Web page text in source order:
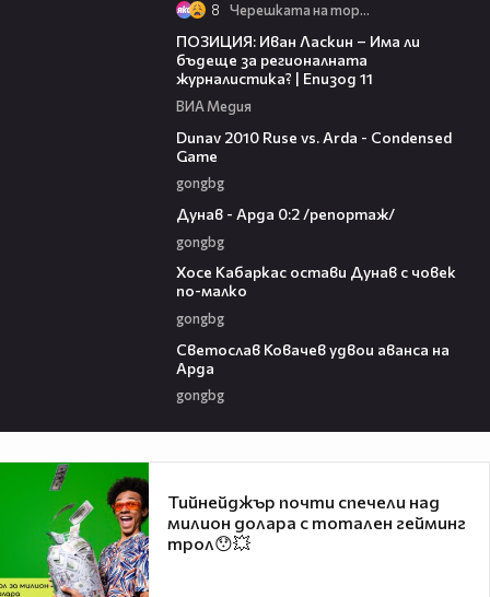
8 Черешката на тортата
ПОЗИЦИЯ: Иван Ласкин – Има ли
бъдеще за регионалната
журналистика? | Епизод 11
ВИА Медия
Dunav 2010 Ruse vs. Arda - Condensed
Game
gongbg
Дунав - Арда 0:2 /репортаж/
gongbg
Хосе Кабаркас остави Дунав с човек
по-малко
gongbg
Светослав Ковачев удвои аванса на
Арда
gongbg
Тийнейджър почти спечели над
милион долара с тотален гейминг
трол😯💥